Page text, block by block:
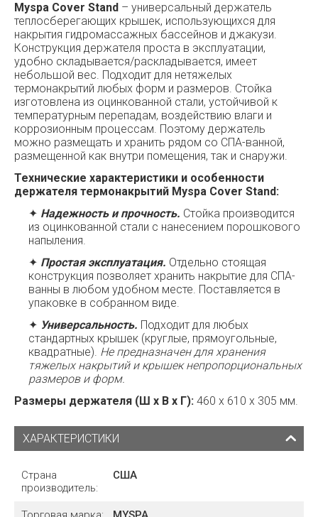
Myspa Cover Stand – универсальный держатель
теплосберегающих крышек, использующихся для
накрытия гидромассажных бассейнов и джакузи.
Конструкция держателя проста в эксплуатации,
удобно складывается/раскладывается, имеет
небольшой вес. Подходит для нетяжелых
термонакрытий любых форм и размеров. Стойка
изготовлена из оцинкованной стали, устойчивой к
температурным перепадам, воздействию влаги и
коррозионным процессам. Поэтому держатель
можно размещать и хранить рядом со СПА-ванной,
размещенной как внутри помещения, так и снаружи.
Технические характеристики и особенности
держателя термонакрытий Myspa Cover Stand:
✦ Надежность и прочность. Стойка производится
из оцинкованной стали с нанесением порошкового
напыления.
✦ Простая эксплуатация. Отдельно стоящая
конструкция позволяет хранить накрытие для СПА-
ванны в любом удобном месте. Поставляется в
упаковке в собранном виде.
✦ Универсальность. Подходит для любых
стандартных крышек (круглые, прямоугольные,
квадратные). Не предназначен для хранения
тяжелых накрытий и крышек непропорциональных
размеров и форм.
Размеры держателя (Ш х В х Г): 460 х 610 х 305 мм.
ХАРАКТЕРИСТИКИ
Страна
производитель:
США